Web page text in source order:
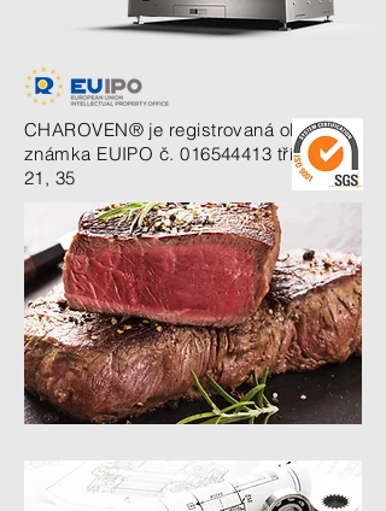
CHAROVEN® je registrovaná obchodní
známka EUIPO č.016544413 třídy 11,
21, 35